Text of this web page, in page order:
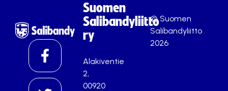
Suomen
Salibandyliitto
ry
Alakiventie
2,
00920
© Suomen
Salibandyliitto
2026